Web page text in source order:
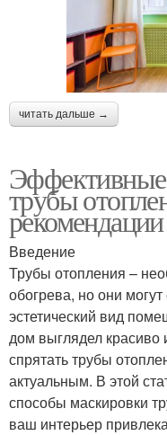
читать дальше →
Эффективные
трубы
рекомендации
Введение
Трубы отопления –
обогрева, но они
эстетический вид
дом выглядел красиво
спрятать трубы
актуальным. В этой
способы маскировки
ваш интерьер